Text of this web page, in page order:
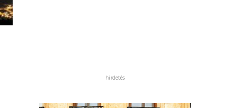
hirdetés